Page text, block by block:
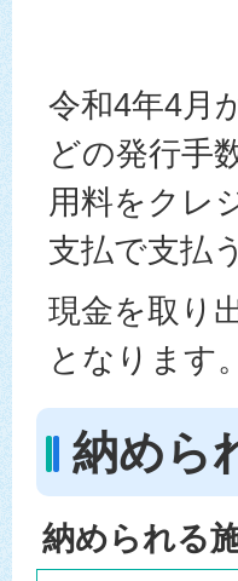
令和4年4月
どの発行手
用料をクレ
支払で支払
現金を取り
となります。
納めら
納められる